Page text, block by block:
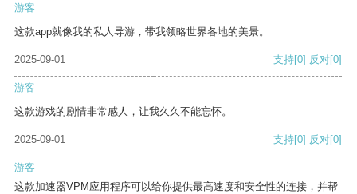
游客
这款app就像我的私人导游，带我领略世界各地的美景。
2025-09-01 支持[0] 反对[0]
游客
这款游戏的剧情非常感人，让我久久不能忘怀。
2025-09-01 支持[0] 反对[0]
游客
这款加速器VPM应用程序可以给你提供最高速度和安全性的连接，并帮